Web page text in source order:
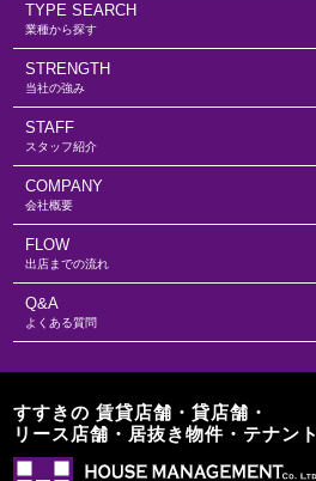
業種から探す
TYPE SEARCH
当社の強み
STRENGTH
スタッフ紹介
STAFF
会社概要
COMPANY
出店までの流れ
FLOW
よくある質問
Q&A
すすきの 賃貸店舗・貸店舗・
リース店舗・居抜き物件・テナント